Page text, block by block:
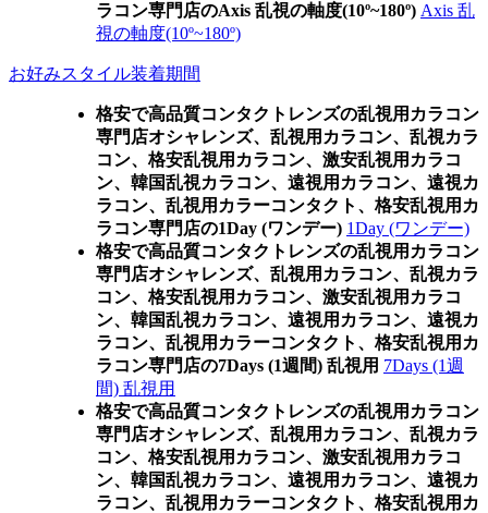
ラコン専門店のAxis 乱視の軸度(10º~180º) Axis 乱
視の軸度(10º~180º)
お好みスタイル装着期間
格安で高品質コンタクトレンズの乱視用カラコン
専門店オシャレンズ、乱視用カラコン、乱視カラ
コン、格安乱視用カラコン、激安乱視用カラコ
ン、韓国乱視カラコン、遠視用カラコン、遠視カ
ラコン、乱視用カラーコンタクト、格安乱視用カ
ラコン専門店の1Day (ワンデー) 1Day (ワンデー)
格安で高品質コンタクトレンズの乱視用カラコン
専門店オシャレンズ、乱視用カラコン、乱視カラ
コン、格安乱視用カラコン、激安乱視用カラコ
ン、韓国乱視カラコン、遠視用カラコン、遠視カ
ラコン、乱視用カラーコンタクト、格安乱視用カ
ラコン専門店の7Days (1週間) 乱視用 7Days (1週
間) 乱視用
格安で高品質コンタクトレンズの乱視用カラコン
専門店オシャレンズ、乱視用カラコン、乱視カラ
コン、格安乱視用カラコン、激安乱視用カラコ
ン、韓国乱視カラコン、遠視用カラコン、遠視カ
ラコン、乱視用カラーコンタクト、格安乱視用カ